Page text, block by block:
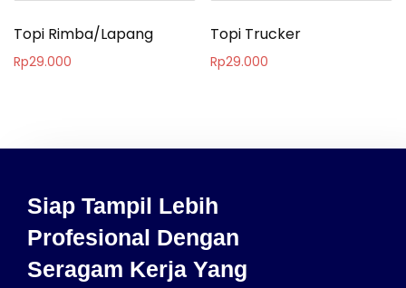
Topi Rimba/Lapang
Rp29.000
Topi Trucker
Rp29.000
Siap Tampil Lebih
Profesional Dengan
Seragam Kerja Yang